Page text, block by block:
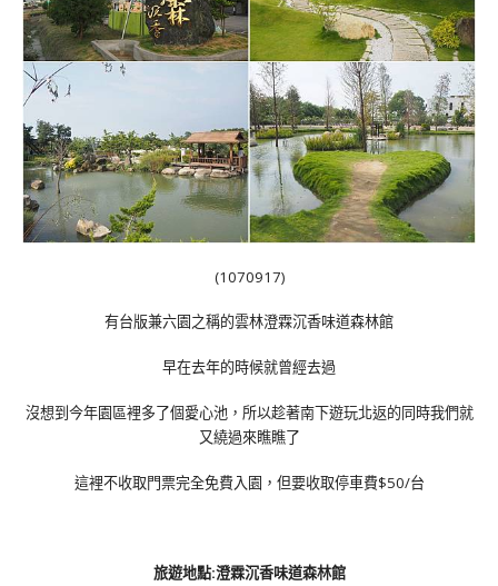
(1070917)
有台版兼六園之稱的雲林澄霖沉香味道森林館
早在去年的時候就曾經去過
沒想到今年園區裡多了個愛心池，所以趁著南下遊玩北返的同時我們就
又繞過來瞧瞧了
這裡不收取門票完全免費入園，但要收取停車費$50/台
旅遊地點:澄霖沉香味道森林館